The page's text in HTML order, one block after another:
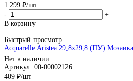
1 299 ₽/шт
-
+
В корзину
Быстрый просмотр
Acquarelle Aristea 29,8x29,8 (ПУ)
Нет в наличии
Артикул: 00-00002126
409 ₽/шт